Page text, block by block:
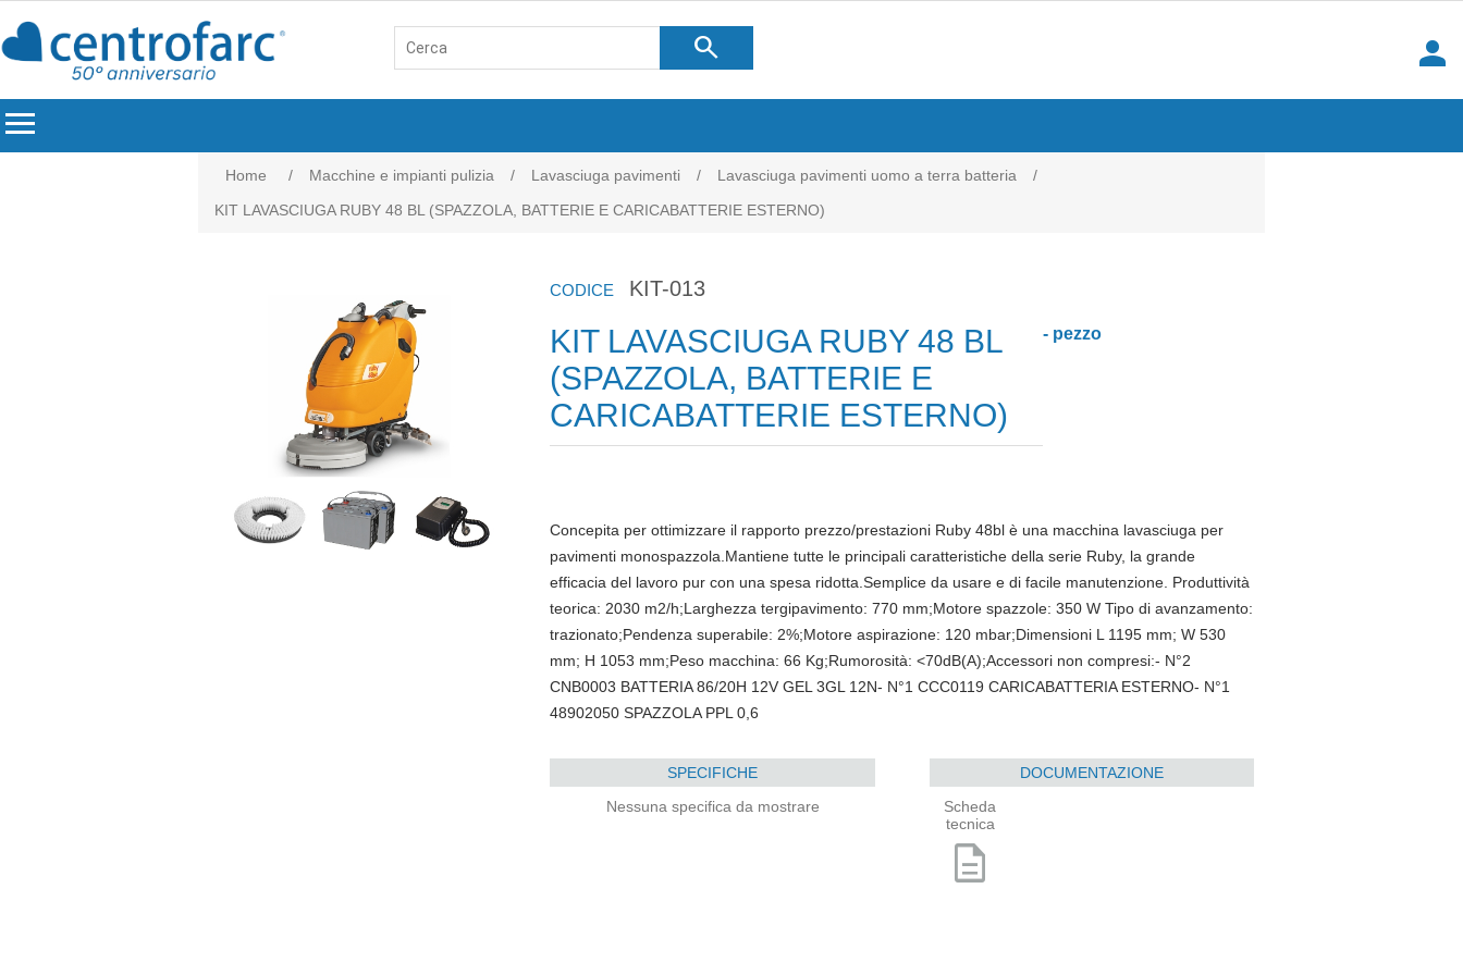
search
person
menu
Home / Macchine e impianti pulizia / Lavasciuga pavimenti / Lavasciuga pavimenti uomo a terra batteria
/
KIT LAVASCIUGA RUBY 48 BL (SPAZZOLA, BATTERIE E CARICABATTERIE ESTERNO)
CODICE KIT-013
KIT LAVASCIUGA RUBY 48 BL
(SPAZZOLA, BATTERIE E
CARICABATTERIE ESTERNO)
- pezzo
Concepita per ottimizzare il rapporto prezzo/prestazioni Ruby 48bl è una macchina lavasciuga per
pavimenti monospazzola.Mantiene tutte le principali caratteristiche della serie Ruby, la grande
efficacia del lavoro pur con una spesa ridotta.Semplice da usare e di facile manutenzione. Produttività
teorica: 2030 m2/h;Larghezza tergipavimento: 770 mm;Motore spazzole: 350 W Tipo di avanzamento:
trazionato;Pendenza superabile: 2%;Motore aspirazione: 120 mbar;Dimensioni L 1195 mm; W 530
mm; H 1053 mm;Peso macchina: 66 Kg;Rumorosità: <70dB(A);Accessori non compresi:- N°2
CNB0003 BATTERIA 86/20H 12V GEL 3GL 12N- N°1 CCC0119 CARICABATTERIA ESTERNO- N°1
48902050 SPAZZOLA PPL 0,6
SPECIFICHE
Nessuna specifica da mostrare
DOCUMENTAZIONE
Scheda
tecnica
description